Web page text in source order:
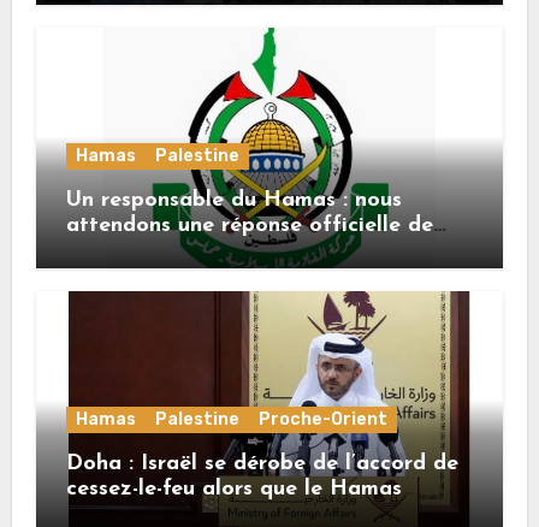
Hamas Palestine
Un responsable du Hamas : nous
attendons une réponse officielle de
Mladenov concernant la feuille de
route de la deuxième phase de l’accord
Hamas Palestine Proche-Orient
Doha : Israël se dérobe de l’accord de
cessez-le-feu alors que le Hamas
honore ses engagements